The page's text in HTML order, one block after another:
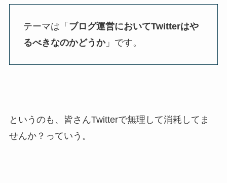
テーマは「 ブログ運営においてTwitterはや
るべきなのかどうか」です。
というのも、皆さんTwitterで無理して消耗してま
せんか？っていう。